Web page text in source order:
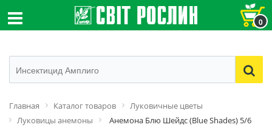
0
Главная Каталог товаров
Луковичные цветы
Луковицы анемоны
Анемона Блю Шейдс (Blue Shades) 5/6